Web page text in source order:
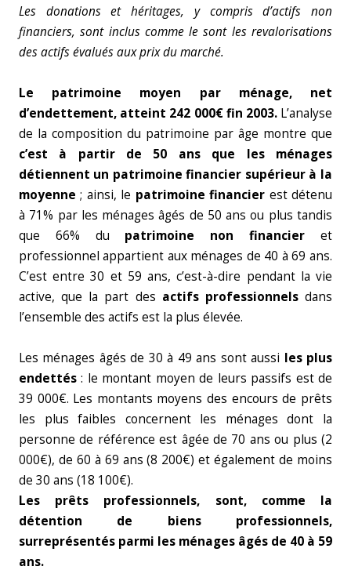
Les donations et héritages, y compris d’actifs non
financiers, sont inclus comme le sont les revalorisations
des actifs évalués aux prix du marché.
Le patrimoine moyen par ménage, net
d’endettement, atteint 242 000€ fin 2003. L’analyse
de la composition du patrimoine par âge montre que
c’est à partir de 50 ans que les ménages
détiennent un patrimoine financier supérieur à la
moyenne ; ainsi, le patrimoine financier est détenu
à 71% par les ménages âgés de 50 ans ou plus tandis
que 66% du patrimoine non financier et
professionnel appartient aux ménages de 40 à 69 ans.
C’est entre 30 et 59 ans, c’est-à-dire pendant la vie
active, que la part des actifs professionnelsdans
l’ensemble des actifs est la plus élevée.
Les ménages âgés de 30 à 49 ans sont aussi les plus
endettés : le montant moyen de leurs passifs est de
39 000€. Les montants moyens des encours de prêts
les plus faibles concernent les ménages dont la
personne de référence est âgée de 70 ans ou plus (2
000€), de 60 à 69 ans (8 200€) et également de moins
de 30 ans (18 100€).
Les prêts professionnels, sont, comme la
détention de biens professionnels,
surreprésentés parmi les ménages âgés de 40 à 59
ans.